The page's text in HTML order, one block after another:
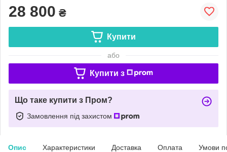
28 800 ₴
Купити
або
Купити з
Що таке купити з Пром?
Замовлення під захистом
Опис Характеристики Доставка Оплата Умови